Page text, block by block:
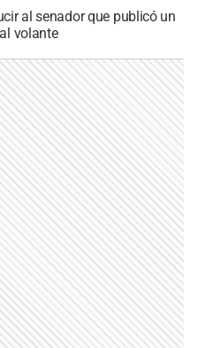
al senador que publicó un
volante